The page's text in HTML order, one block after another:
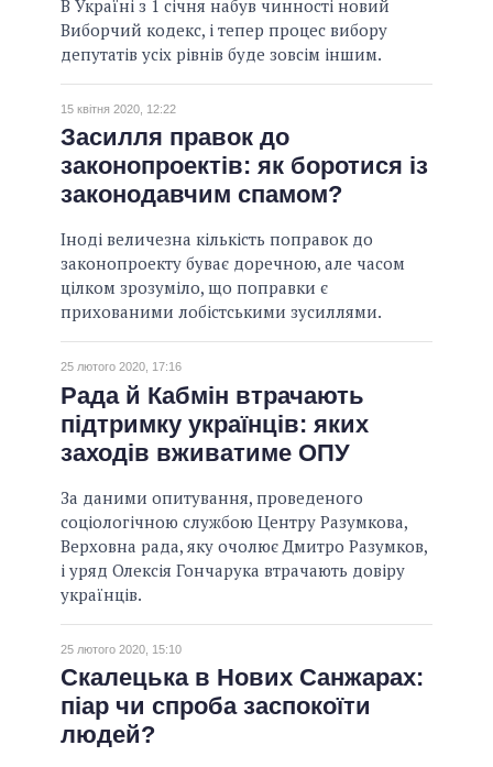
В Україні з 1 січня набув чинності новий
Виборчий кодекс, і тепер процес вибору
депутатів усіх рівнів буде зовсім іншим.
15 квітня 2020, 12:22
Засилля правок до
законопроектів: як боротися із
законодавчим спамом?
Іноді величезна кількість поправок до
законопроекту буває доречною, але часом
цілком зрозуміло, що поправки є
прихованими лобістськими зусиллями.
25 лютого 2020, 17:16
Рада й Кабмін втрачають
підтримку українців: яких
заходів вживатиме ОПУ
За даними опитування, проведеного
соціологічною службою Центру Разумкова,
Верховна рада, яку очолює Дмитро Разумков,
і уряд Олексія Гончарука втрачають довіру
українців.
25 лютого 2020, 15:10
Скалецька в Нових Санжарах:
піар чи спроба заспокоїти
людей?